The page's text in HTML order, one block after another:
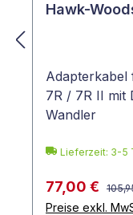
Hawk-
7R / 7R II mit
Wandler
Lieferzeit: 3-5
77,00 €
Preise exkl.